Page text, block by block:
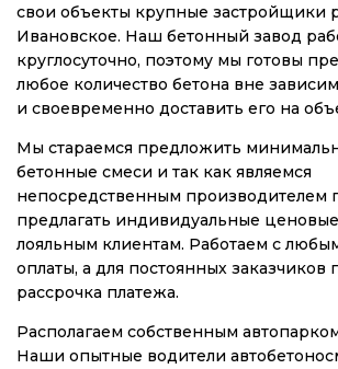
свои объекты крупные застройщики
Ивановское. Наш бетонный завод
круглосуточно, поэтому мы готовы
любое количество бетона вне
и своевременно доставить его на
Мы стараемся предложить
бетонные смеси и так как являемся
непосредственным производителем
предлагать индивидуальные
лояльным клиентам. Работаем с
оплаты, а для постоянных заказчиков
рассрочка платежа.
Располагаем собственным
Наши опытные водители